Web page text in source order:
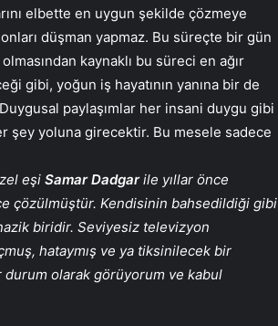
elbette en uygun şekilde çözmeye
düşman yapmaz. Bu süreçte bir gün
kaynaklı bu süreci en ağır
gibi, yoğun iş hayatının yanına bir de
paylaşımlar her insani duygu gibi
şey yoluna girecektir. Bu mesele sadece
eşi Samar Dadgarile yıllar önce
çözülmüştür. Kendisinin bahsedildiği gibi
biridir. Seviyesiz televizyon
hataymış ve ya tiksinilecek bir
olarak görüyorum ve kabul